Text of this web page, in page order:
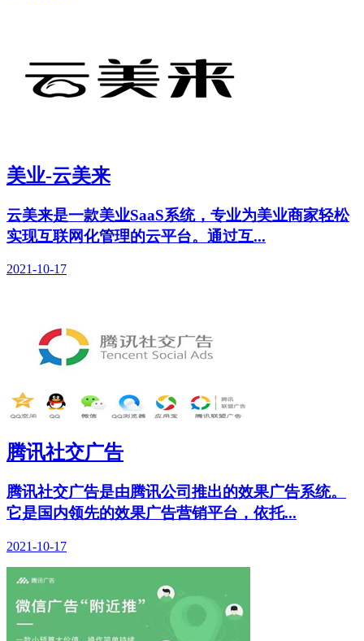
美业-云美来
云美来是一款美业SaaS系统，专业为美业商家轻松
实现互联网化管理的云平台。通过互...
2021-10-17
腾讯社交广告
腾讯社交广告是由腾讯公司推出的效果广告系统。
它是国内领先的效果广告营销平台，依托...
2021-10-17